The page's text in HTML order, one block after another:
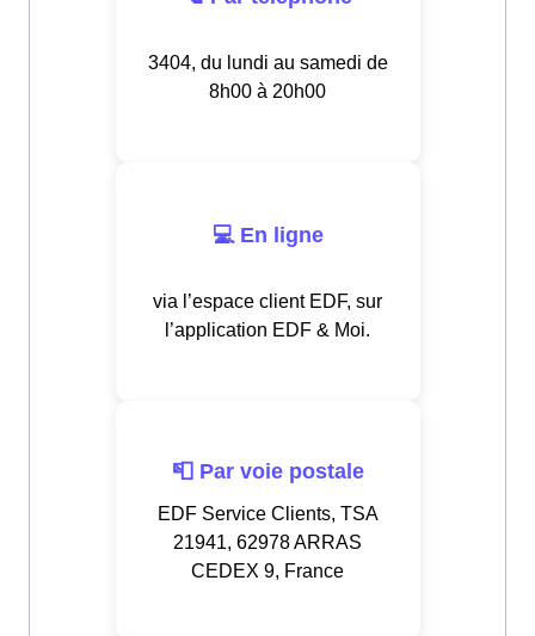
3404, du lundi au samedi de
8h00 à 20h00
💻 En ligne
via l’espace client EDF, sur
l’application EDF & Moi.
📮 Par voie postale
EDF Service Clients, TSA
21941, 62978 ARRAS
CEDEX 9, France